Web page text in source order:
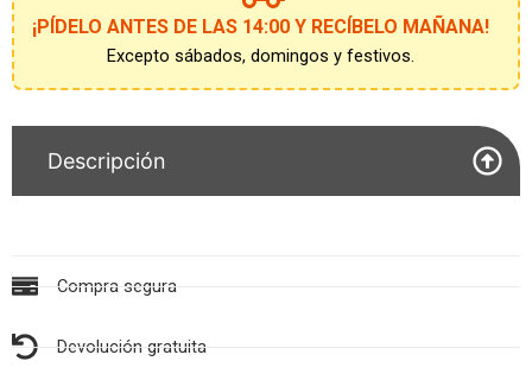
¡PÍDELO ANTES DE LAS 14:00 Y RECÍBELO MAÑANA!
Excepto sábados, domingos y festivos.
Descripción
Compra segura
Devolución gratuita